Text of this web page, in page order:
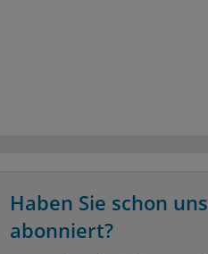
Haben Sie schon
abonniert?